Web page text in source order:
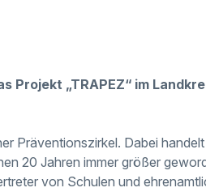
Projekt „TRAPEZ“ im
Präventionszirkel. Dabei
20 Jahren immer größer
von Schulen und